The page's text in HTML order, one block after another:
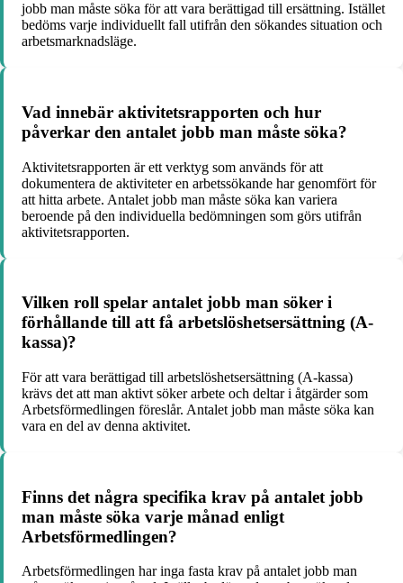
jobb man måste söka för att vara berättigad till ersättning. Istället
bedöms varje individuellt fall utifrån den sökandes situation och
arbetsmarknadsläge.
Vad innebär aktivitetsrapporten och hur
påverkar den antalet jobb man måste söka?
Aktivitetsrapporten är ett verktyg som används för att
dokumentera de aktiviteter en arbetssökande har genomfört för
att hitta arbete. Antalet jobb man måste söka kan variera
beroende på den individuella bedömningen som görs utifrån
aktivitetsrapporten.
Vilken roll spelar antalet jobb man söker i
förhållande till att få arbetslöshetsersättning (A-
kassa)?
För att vara berättigad till arbetslöshetsersättning (A-kassa)
krävs det att man aktivt söker arbete och deltar i åtgärder som
Arbetsförmedlingen föreslår. Antalet jobb man måste söka kan
vara en del av denna aktivitet.
Finns det några specifika krav på antalet jobb
man måste söka varje månad enligt
Arbetsförmedlingen?
Arbetsförmedlingen har inga fasta krav på antalet jobb man